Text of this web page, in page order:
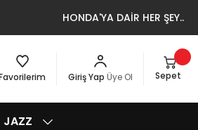
HONDA'YA DAİR HER ŞEY..
Giriş Yap Üye Ol Sepet
JAZZ